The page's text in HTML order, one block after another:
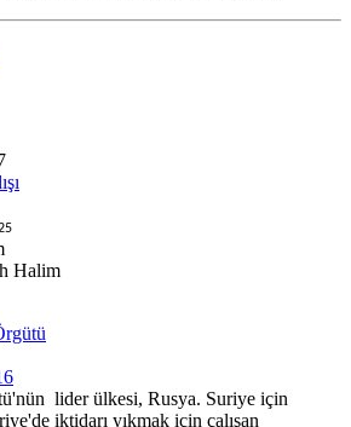
lider ülkesi, Rusya. Suriye için
iktidarı yıkmak için çalışan